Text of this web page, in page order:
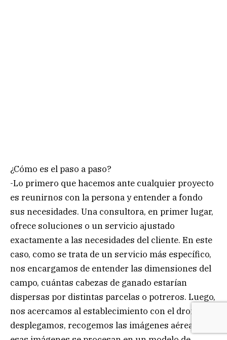
¿Cómo es el paso a paso?
-Lo primero que hacemos ante cualquier proyecto
es reunirnos con la persona y entender a fondo
sus necesidades. Una consultora, en primer lugar,
ofrece soluciones o un servicio ajustado
exactamente a las necesidades del cliente. En este
caso, como se trata de un servicio más específico,
nos encargamos de entender las dimensiones del
campo, cuántas cabezas de ganado estarían
dispersas por distintas parcelas o potreros. Luego,
nos acercamos al establecimiento con el dron, lo
desplegamos, recogemos las imágenes aéreas, y